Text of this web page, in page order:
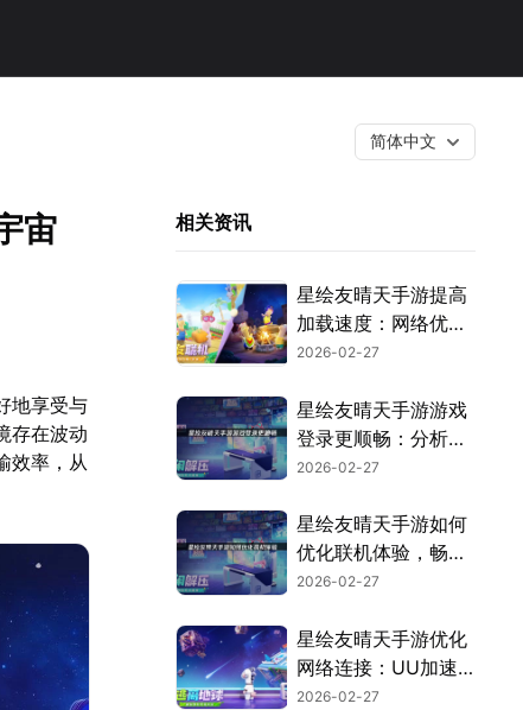
简体中文
宙
地享受与
存在波动
效率，从
相关资讯
星绘友晴天手游提高
加载速度：网络优化
与提速指南！
2026-02-27
星绘友晴天手游游戏
登录更顺畅：分析与
解决方案！
2026-02-27
星绘友晴天手游如何
优化联机体验，畅享
云端生活！
2026-02-27
星绘友晴天手游优化
网络连接：UU加速
器深度指南！
2026-02-27